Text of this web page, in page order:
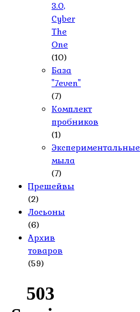
3.0,
Cyber
The
One
(10)
База
"7even"
(7)
Комплект
пробников
(1)
Экспериментальные
мыла
(7)
Прешейвы
(2)
Лосьоны
(6)
Архив
товаров
(59)